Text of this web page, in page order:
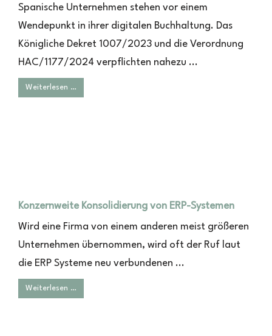
Spanische Unternehmen stehen vor einem
Wendepunkt in ihrer digitalen Buchhaltung. Das
Königliche Dekret 1007/2023 und die Verordnung
HAC/1177/2024 verpflichten nahezu ...
Weiterlesen …
Konzernweite Konsolidierung von ERP-Systemen
Wird eine Firma von einem anderen meist größeren
Unternehmen übernommen, wird oft der Ruf laut
die ERP Systeme neu verbundenen ...
Weiterlesen …